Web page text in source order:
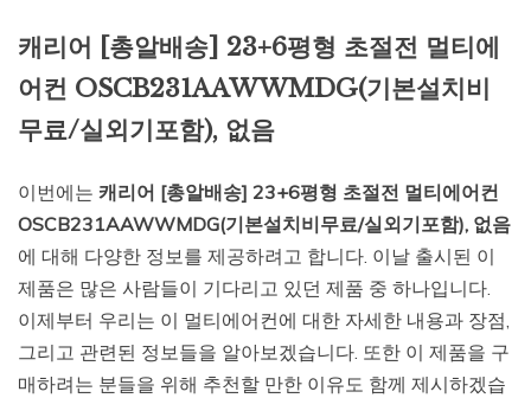
캐리어 [총알배송] 23+6평형 초절전 멀티에
어컨 OSCB231AAWWMDG(기본설치비
무료/실외기포함), 없음
이번에는 캐리어 [총알배송] 23+6평형 초절전 멀티에어컨
OSCB231AAWWMDG(기본설치비무료/실외기포함), 없음
에 대해 다양한 정보를 제공하려고 합니다. 이날 출시된 이
제품은 많은 사람들이 기다리고 있던 제품 중 하나입니다.
이제부터 우리는 이 멀티에어컨에 대한 자세한 내용과 장점,
그리고 관련된 정보들을 알아보겠습니다. 또한 이 제품을 구
매하려는 분들을 위해 추천할 만한 이유도 함께 제시하겠습